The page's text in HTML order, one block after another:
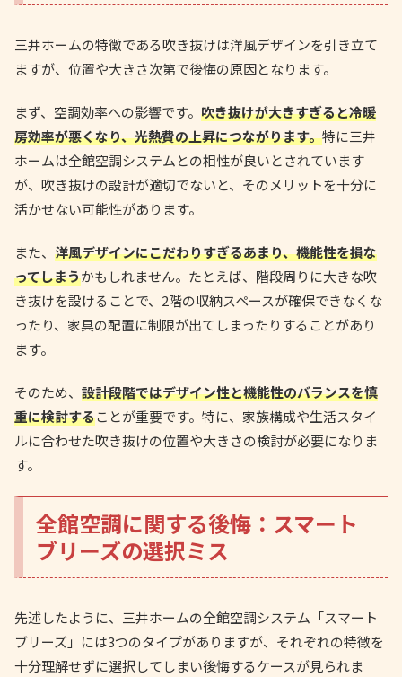
三井ホームの特徴である吹き抜けは洋風デザインを引き立て
ますが、位置や大きさ次第で後悔の原因となります。
まず、空調効率への影響です。 吹き抜けが大きすぎると冷暖
房効率が悪くなり、光熱費の上昇につながります。特に三井
ホームは全館空調システムとの相性が良いとされています
が、吹き抜けの設計が適切でないと、そのメリットを十分に
活かせない可能性があります。
また、 洋風デザインにこだわりすぎるあまり、機能性を損な
ってしまうかもしれません。たとえば、階段周りに大きな吹
き抜けを設けることで、2階の収納スペースが確保できなくな
ったり、家具の配置に制限が出てしまったりすることがあり
ます。
そのため、 設計段階ではデザイン性と機能性のバランスを慎
重に検討することが重要です。特に、家族構成や生活スタイ
ルに合わせた吹き抜けの位置や大きさの検討が必要になりま
す。
全館空調に関する後悔：スマート
ブリーズの選択ミス
先述したように、三井ホームの全館空調システム「スマート
ブリーズ」には3つのタイプがありますが、それぞれの特徴を
十分理解せずに選択してしまい後悔するケースが見られま